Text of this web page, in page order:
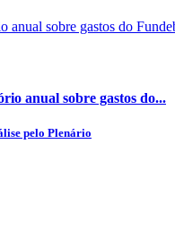
anual sobre gastos do...
pelo Plenário